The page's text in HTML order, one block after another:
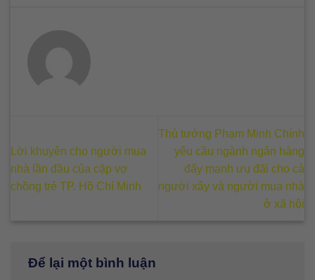
Lời khuyên cho người mua
nhà lần đầu của cặp vợ
chồng trẻ TP. Hồ Chí Minh
Thủ tướng Phạm Minh Chính
yêu cầu ngành ngân hàng
đẩy mạnh ưu đãi cho cả
người xây và người mua nhà
ở xã hội
Để lại một bình luận